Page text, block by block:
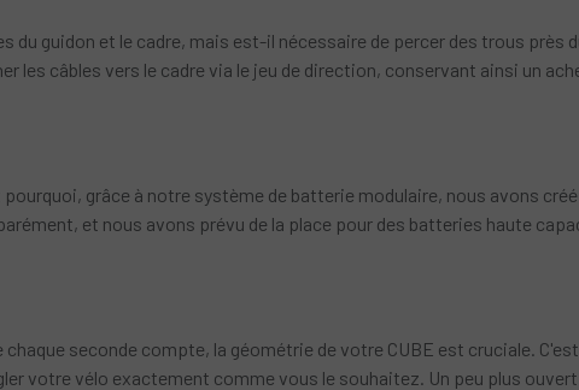
du guidon et le cadre, mais est-il nécessaire de percer des trous près
les câbles vers le cadre via le jeu de direction, conservant ainsi un
grâce à notre système de batterie modulaire, nous avons
et nous avons prévu de la place pour des batteries haute
seconde compte, la géométrie de votre CUBE est cruciale.
votre vélo exactement comme vous le souhaitez. Un peu plus